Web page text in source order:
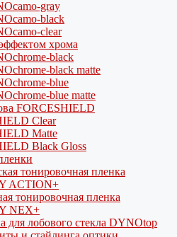
gray
black
clear
хрома
black
black matte
blue
blue matte
FORCESHIELD
Clear
Matte
Black Gloss
тонировочная пленка
ACTION+
тонировочная пленка
NEX+
для лобового стекла DYNOtop